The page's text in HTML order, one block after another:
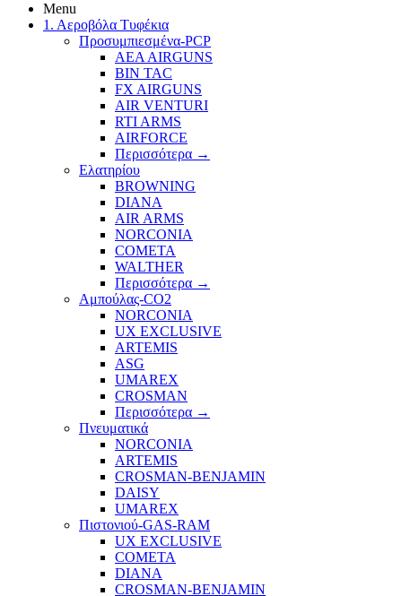
Menu
1. Αεροβόλα Τυφέκια
Προσυμπιεσμένα-PCP
AEA AIRGUNS
BIN TAC
FX AIRGUNS
AIR VENTURI
RTI ARMS
AIRFORCE
Περισσότερα →
Ελατηρίου
BROWNING
DIANA
AIR ARMS
NORCONIA
COMETA
WALTHER
Περισσότερα →
Αμπούλας-CO2
NORCONIA
UX EXCLUSIVE
ARTEMIS
ASG
UMAREX
CROSMAN
Περισσότερα →
Πνευματικά
NORCONIA
ARTEMIS
CROSMAN-BENJAMIN
DAISY
UMAREX
Πιστονιού-GAS-RAM
UX EXCLUSIVE
COMETA
DIANA
CROSMAN-BENJAMIN